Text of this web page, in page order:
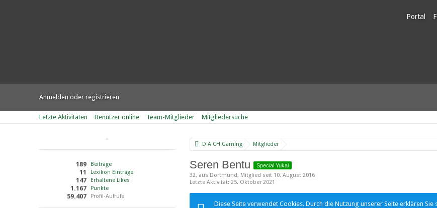
Anmelden oder registrieren
Portal
Letzte Aktivitäten Benutzer online Team-Mitglieder Mitgliedersuche
Beiträge
189
Lexikon Einträge
11
Erhaltene Likes
147
Punkte
1.167
Profil-Aufrufe
59.407
D·A·CH Gaming Mitglieder
Seren Bentu Special Yukai
32 aus Dortmund
Mitglied seit 10. August 2016
Letzte Aktivität 25. Oktober 2021
Diese Seite verwendet Cookies. Durch die Nutzung unserer Seite erklären